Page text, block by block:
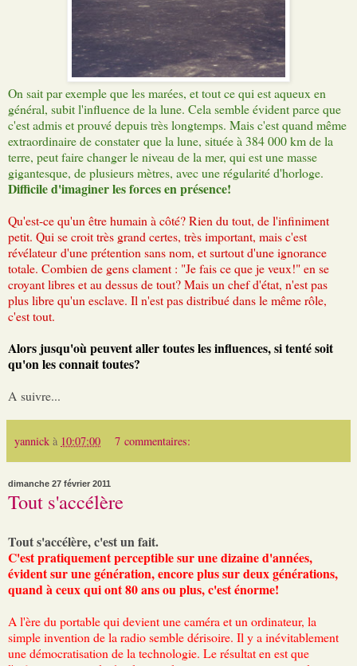
On sait par exemple que les marées, et tout ce qui est aqueux en
général, subit l'influence de la lune. Cela semble évident parce que
c'est admis et prouvé depuis très longtemps. Mais c'est quand même
extraordinaire de constater que la lune, située à 384 000 km de la
terre, peut faire changer le niveau de la mer, qui est une masse
gigantesque, de plusieurs mètres, avec une régularité d'horloge.
Difficile d'imaginer les forces en présence!
Qu'est-ce qu'un être humain à côté? Rien du tout, de l'infiniment
petit. Qui se croit très grand certes, très important, mais c'est
révélateur d'une prétention sans nom, et surtout d'une ignorance
totale. Combien de gens clament : "Je fais ce que je veux!" en se
croyant libres et au dessus de tout? Mais un chef d'état, n'est pas
plus libre qu'un esclave. Il n'est pas distribué dans le même rôle,
c'est tout.
Alors jusqu'où peuvent aller toutes les influences, si tenté soit
qu'on les connait toutes?
A suivre...
yannick à 10:07:00 7 commentaires:
dimanche 27 février 2011
Tout s'accélère
Tout s'accélère, c'est un fait.
C'est pratiquement perceptible sur une dizaine d'années,
évident sur une génération, encore plus sur deux générations,
quand à ceux qui ont 80 ans ou plus, c'est énorme!
A l'ère du portable qui devient une caméra et un ordinateur, la
simple invention de la radio semble dérisoire. Il y a inévitablement
une démocratisation de la technologie. Le résultat en est que